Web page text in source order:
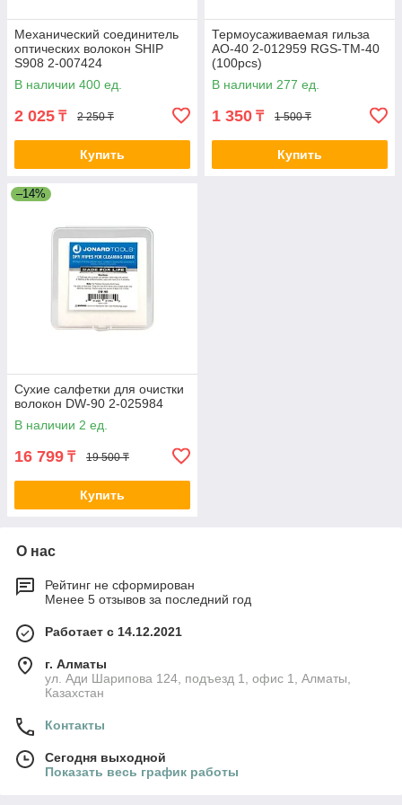
Механический соединитель
оптических волокон SHIP
S908 2-007424
В наличии 400 ед.
2 025 ₸ 2 250 ₸
Купить
Термоусаживаемая гильза
AO-40 2-012959 RGS-TM-40
(100pcs)
В наличии 277 ед.
1 350 ₸ 1 500 ₸
Купить
–14%
Сухие салфетки для очистки
волокон DW-90 2-025984
В наличии 2 ед.
16 799 ₸ 19 500 ₸
Купить
О нас
Рейтинг не сформирован
Менее 5 отзывов за последний год
Работает с 14.12.2021
г. Алматы
ул. Ади Шарипова 124, подъезд 1, офис 1, Алматы,
Казахстан
Контакты
Сегодня выходной
Показать весь график работы